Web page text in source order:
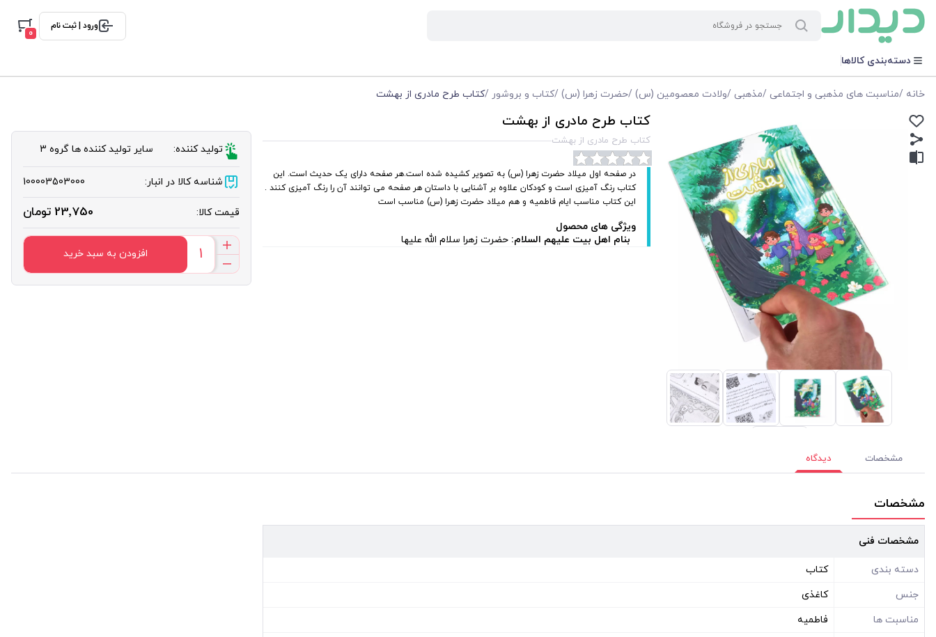
ورود | ثبت نام
0
دسته‌بندی کالاها
خانه /مناسبت های مذهبی و اجتماعی /مذهبی /ولادت معصومین (س) /حضرت زهرا (س) /کتاب و بروشور /کتاب طرح مادری از بهشت
کتاب طرح مادری از بهشت
کتاب طرح مادری از بهشت
در صفحه اول میلاد حضرت زهرا (س) به تصویر کشیده شده است.هر صفحه دارای یک حدیث است. این
کتاب رنگ آمیزی است و کودکان علاوه بر آشنایی با داستان هر صفحه می توانند آن را رنگ آمیزی کنند .
این کتاب مناسب ایام فاطمیه و هم میلاد حضرت زهرا (س) مناسب است
ویژگی های محصول
بنام اهل بیت علیهم السلام: حضرت زهرا سلام الله علیها
تولید کننده: سایر تولید کننده ها گروه 3
شناسه کالا در انبار: 100003503000
قیمت کالا: 23٬750 تومان
افزودن به سبد خرید
مشخصات دیدگاه
مشخصات
مشخصات فنی
دسته بندی
کتاب
جنس
کاغذی
مناسبت ها
فاطمیه